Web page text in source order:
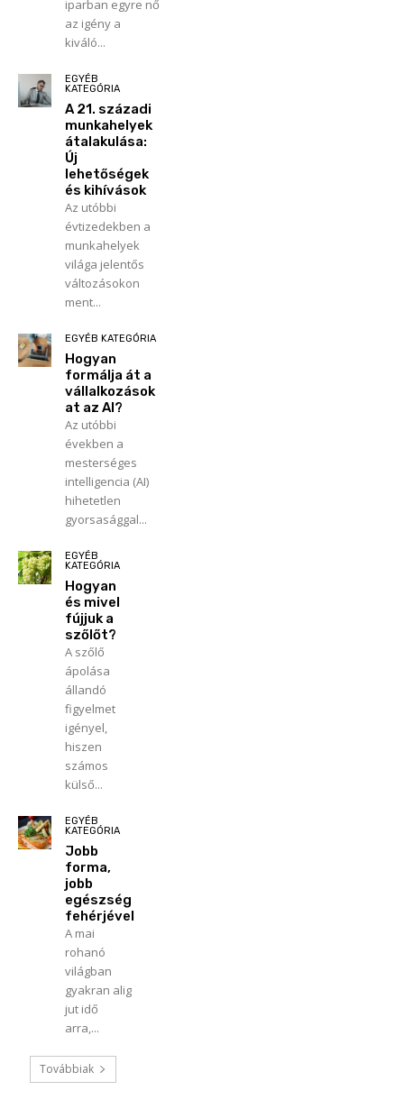
iparban egyre nő
az igény a
kiváló...
EGYÉB
KATEGÓRIA
A 21. századi
munkahelyek
átalakulása:
Új
lehetőségek
és kihívások
Az utóbbi
évtizedekben a
munkahelyek
világa jelentős
változásokon
ment...
EGYÉB KATEGÓRIA
Hogyan
formálja át a
vállalkozások
at az AI?
Az utóbbi
években a
mesterséges
intelligencia (AI)
hihetetlen
gyorsasággal...
EGYÉB
KATEGÓRIA
Hogyan
és mivel
fújjuk a
szőlőt?
A szőlő
ápolása
állandó
figyelmet
igényel,
hiszen
számos
külső...
EGYÉB
KATEGÓRIA
Jobb
forma,
jobb
egészség
fehérjével
A mai
rohanó
világban
gyakran alig
jut idő
arra,...
Továbbiak